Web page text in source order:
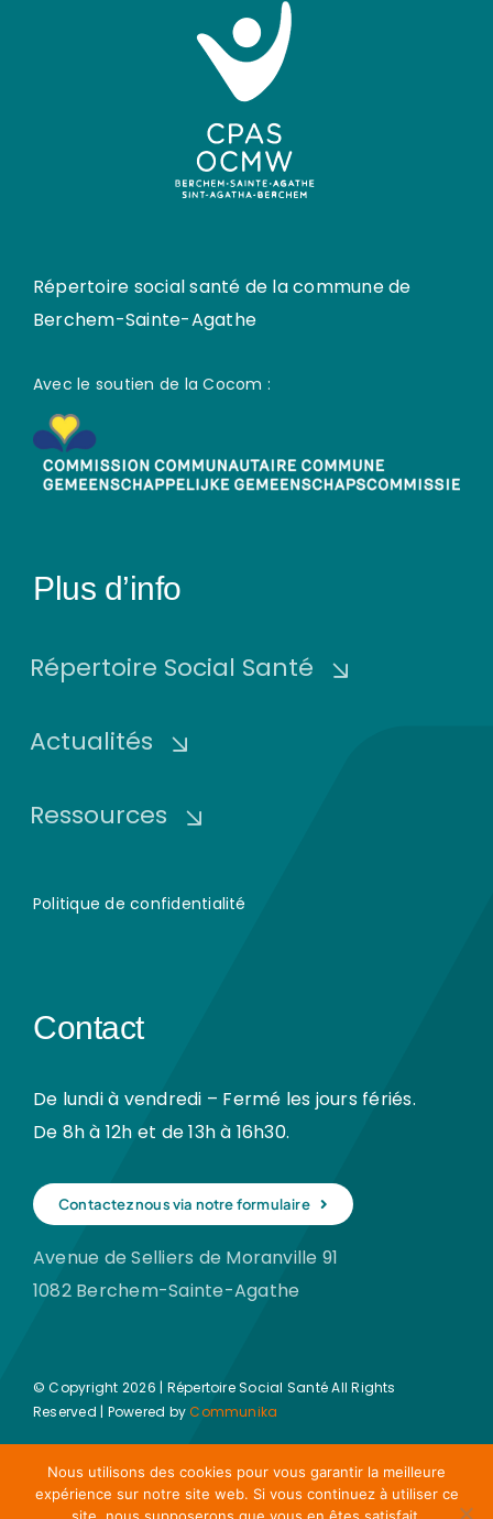
Répertoire social santé de la commune de
Berchem-Sainte-Agathe
Avec le soutien de la Cocom :
Plus d’info
Répertoire Social Santé
Actualités
Ressources
Politique de confidentialité
Contact
De lundi à vendredi – Fermé les jours fériés.
De 8h à 12h et de 13h à 16h30.
Contactez nous via notre formulaire
Avenue de Selliers de Moranville 91
1082 Berchem-Sainte-Agathe
© Copyright 2026 | Répertoire Social Santé All Rights
Reserved | Powered byCommunika
Nous utilisons des cookies pour vous garantir la meilleure
expérience sur notre site web. Si vous continuez à utiliser ce